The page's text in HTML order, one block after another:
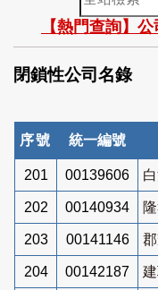
站
檢
索
【熱門查詢】
閉鎖性公司名錄
序號 統一編號
201 00139606
202 00140934
203 00141146
204 00142187